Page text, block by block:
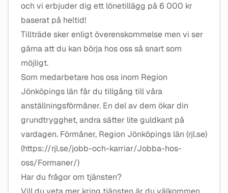
och vi erbjuder dig ett lönetillägg på 6 000 kr
baserat på heltid!
Tillträde sker enligt överenskommelse men vi ser
gärna att du kan börja hos oss så snart som
möjligt.
Som medarbetare hos oss inom Region
Jönköpings län får du tillgång till våra
anställningsförmåner. En del av dem ökar din
grundtrygghet, andra sätter lite guldkant på
vardagen. Förmåner, Region Jönköpings län (rjl.se)
(https://rjl.se/jobb-och-karriar/Jobba-hos-
oss/Formaner/)
Har du frågor om tjänsten?